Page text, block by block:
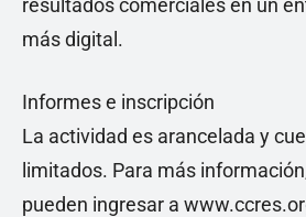
más digital.
Informes e inscripción
La actividad es arancelada y
limitados. Para más
pueden ingresar a